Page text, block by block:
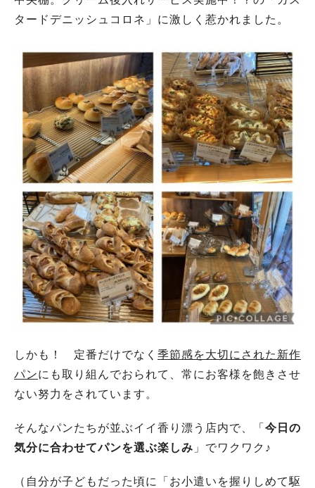
タードデニッシュコロネ」に激しく惹かれました。
しかも！ 定番だけでなく 季節感を大切にされた新作
パンにも取り組んでおられて、常にお客様を飽きさせ
ない努力をされています。
そんなパンたちが並ぶイイ香り漂う店内で、「 今日の
気分に合わせてパンを選ぶ楽しみ 」でワクワク♪
（自分が子どもだった頃に「お小遣いを握りしめて駆